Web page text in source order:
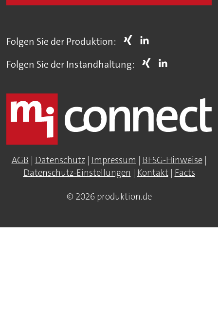
Folgen Sie der Produktion:
Folgen Sie der Instandhaltung:
AGB | Datenschutz| Impressum | BFSG-Hinweise|
Datenschutz-Einstellungen | Kontakt| Facts
© 2026 produktion.de